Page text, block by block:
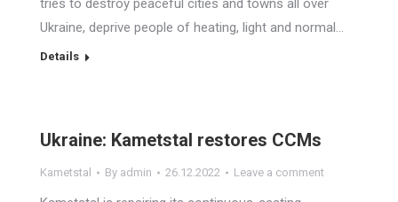
tries to destroy peaceful cities and towns all over
Ukraine, deprive people of heating, light and normal…
Details
Ukraine: Kametstal restores CCMs
Kametstal By admin 26.12.2022 Leave a comment